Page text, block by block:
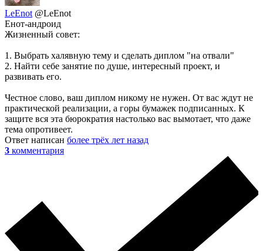
LeEnot @LeEnot
Енот-андроид
Жизненный совет:
1. Выбрать халявную тему и сделать диплом "на отвали"
2. Найти себе занятие по душе, интересный проект, и
развивать его.
Честное слово, ваш диплом никому не нужен. От вас ждут не
практической реализации, а горы бумажек подписанных. К
защите вся эта бюрократия настолько вас вымотает, что даже
тема опротивеет.
Ответ написан более трёх лет назад
3 комментария